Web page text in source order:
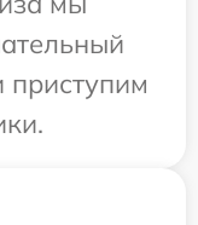
приступим